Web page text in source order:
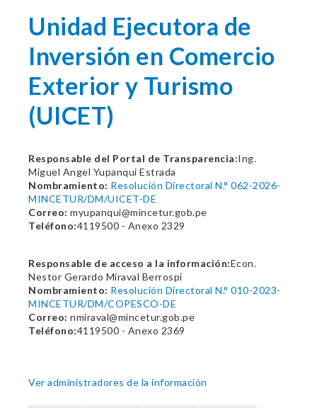
Unidad Ejecutora de
Inversión en Comercio
Exterior y Turismo
(UICET)
Responsable del Portal de Transparencia:Ing.
Miguel Angel Yupanqui Estrada
Nombramiento: Resolución Directoral N.° 062-2026-
MINCETUR/DM/UICET-DE
Correo: myupanqui@mincetur.gob.pe
Teléfono:4119500 - Anexo 2329
Responsable de acceso a la información:Econ.
Nestor Gerardo Miraval Berrospi
Nombramiento: Resolución Directoral N.° 010-2023-
MINCETUR/DM/COPESCO-DE
Correo: nmiraval@mincetur.gob.pe
Teléfono:4119500 - Anexo 2369
Ver administradores de la información